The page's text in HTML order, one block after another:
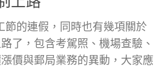
節的連假，同時也有幾項關於
了，包含考駕照、機場查驗、
價與郵局業務的異動，大家應